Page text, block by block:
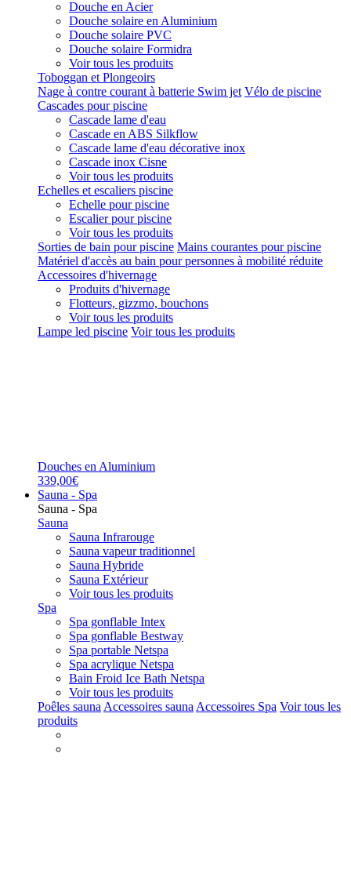
Douche en Acier
Douche solaire en Aluminium
Douche solaire PVC
Douche solaire Formidra
Voir tous les produits
Toboggan et Plongeoirs
Nage à contre courant à batterie Swim jet Vélo de piscine
Cascades pour piscine
Cascade lame d'eau
Cascade en ABS Silkflow
Cascade lame d'eau décorative inox
Cascade inox Cisne
Voir tous les produits
Echelles et escaliers piscine
Echelle pour piscine
Escalier pour piscine
Voir tous les produits
Sorties de bain pour piscine Mains courantes pour piscine
Matériel d'accès au bain pour personnes à mobilité réduite
Accessoires d'hivernage
Produits d'hivernage
Flotteurs, gizzmo, bouchons
Voir tous les produits
Lampe led piscine Voir tous les produits
Douches en Aluminium
339,00€
Sauna - Spa
Sauna - Spa
Sauna
Sauna Infrarouge
Sauna vapeur traditionnel
Sauna Hybride
Sauna Extérieur
Voir tous les produits
Spa
Spa gonflable Intex
Spa gonflable Bestway
Spa portable Netspa
Spa acrylique Netspa
Bain Froid Ice Bath Netspa
Voir tous les produits
Poêles sauna Accessoires sauna Accessoires Spa Voir tous les
produits